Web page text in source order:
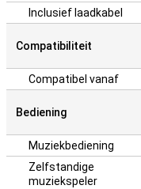
Inclusief laadkabel
Compatibiliteit
Compatibel vanaf
Bediening
Muziekbediening
Zelfstandige
muziekspeler